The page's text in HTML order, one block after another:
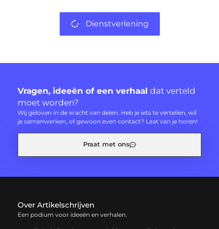
Dienstverlening
Vragen, ideeën of een verhaal dat verteld
moet worden?
Wij geloven in de kracht van delen. Heb je iets te vertellen, wil
je samenwerken, of gewoon even contact? Laat van je horen!
Praat met ons
Over Artikelschrijven
Een podium voor ideeën en verhalen.